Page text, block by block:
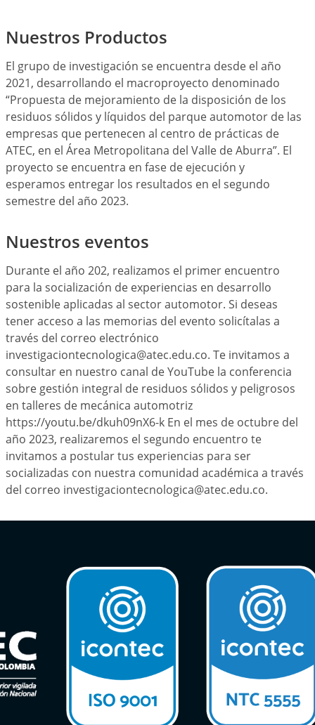
Nuestros Productos
El grupo de investigación se encuentra desde el año
2021, desarrollando el macroproyecto denominado
“Propuesta de mejoramiento de la disposición de los
residuos sólidos y líquidos del parque automotor de las
empresas que pertenecen al centro de prácticas de
ATEC, en el Área Metropolitana del Valle de Aburra”. El
proyecto se encuentra en fase de ejecución y
esperamos entregar los resultados en el segundo
semestre del año 2023.
Nuestros eventos
Durante el año 202, realizamos el primer encuentro
para la socialización de experiencias en desarrollo
sostenible aplicadas al sector automotor. Si deseas
tener acceso a las memorias del evento solicítalas a
través del correo electrónico
investigaciontecnologica@atec.edu.co. Te invitamos a
consultar en nuestro canal de YouTube la conferencia
sobre gestión integral de residuos sólidos y peligrosos
en talleres de mecánica automotriz
https://youtu.be/dkuh09nX6-k En el mes de octubre del
año 2023, realizaremos el segundo encuentro te
invitamos a postular tus experiencias para ser
socializadas con nuestra comunidad académica a través
del correo investigaciontecnologica@atec.edu.co.